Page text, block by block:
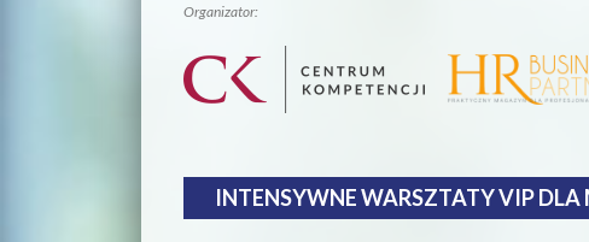
Organizator:
INTENSYWNE WARSZTATY VIP